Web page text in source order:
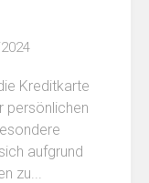
Kreditkarte
persönlichen
aufgrund
zu...